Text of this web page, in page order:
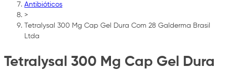
Antibióticos
>
Tetralysal 300 Mg Cap Gel Dura Com 28 Galderma Brasil
Ltda
Tetralysal 300 Mg Cap Gel Dura